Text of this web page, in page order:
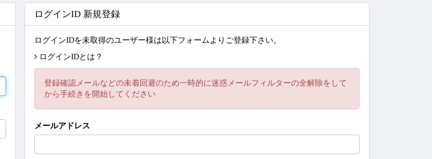
ログインID 新規登録
ログインIDを未取得のユーザー様は以下フォームよりご登録下さい。
ログインIDとは？
登録確認メールなどの未着回避のため一時的に迷惑メールフィルターの全解除をして
から手続きを開始してください
メールアドレス